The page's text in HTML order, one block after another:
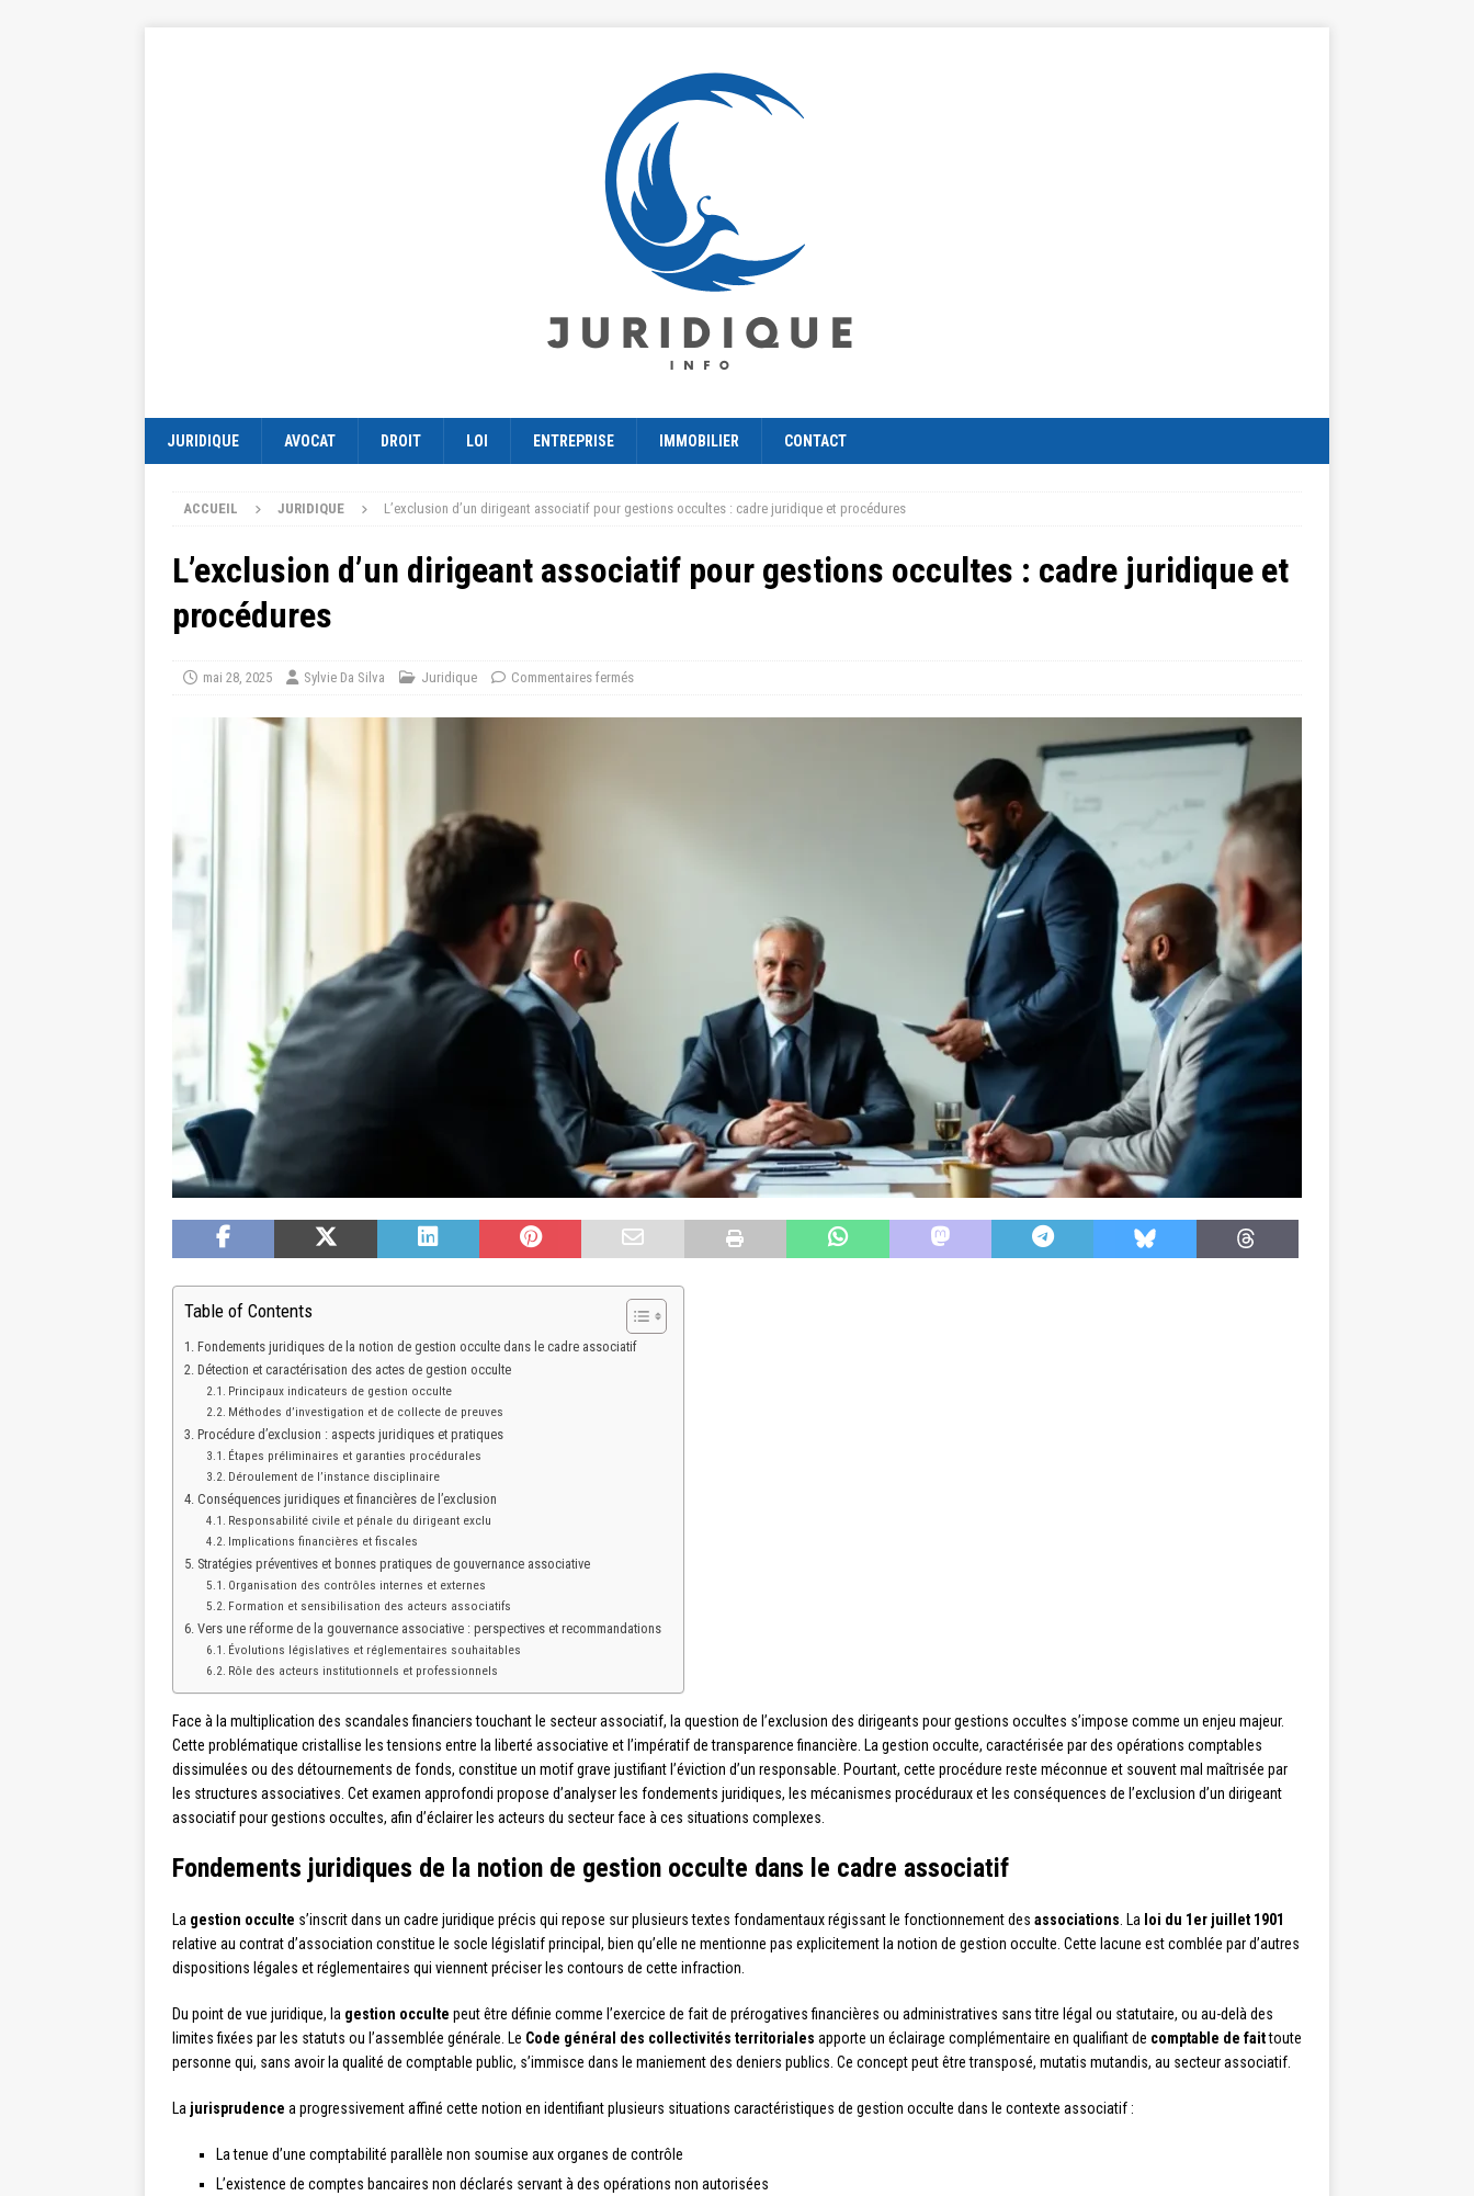
JURIDIQUE AVOCAT DROIT LOI ENTREPRISE IMMOBILIER CONTACT
ACCUEIL JURIDIQUE L’exclusion d’un dirigeant associatif pour gestions occultes : cadre juridique et procédures
L’exclusion d’un dirigeant associatif pour gestions occultes : cadre juridique et
procédures
mai 28, 2025 Sylvie Da Silva Juridique Commentaires fermés
Table of Contents
Fondements juridiques de la notion de gestion occulte dans le cadre associatif
Détection et caractérisation des actes de gestion occulte
Principaux indicateurs de gestion occulte
Méthodes d’investigation et de collecte de preuves
Procédure d’exclusion : aspects juridiques et pratiques
Étapes préliminaires et garanties procédurales
Déroulement de l’instance disciplinaire
Conséquences juridiques et financières de l’exclusion
Responsabilité civile et pénale du dirigeant exclu
Implications financières et fiscales
Stratégies préventives et bonnes pratiques de gouvernance associative
Organisation des contrôles internes et externes
Formation et sensibilisation des acteurs associatifs
Vers une réforme de la gouvernance associative : perspectives et recommandations
Évolutions législatives et réglementaires souhaitables
Rôle des acteurs institutionnels et professionnels
Face à la multiplication des scandales financiers touchant le secteur associatif, la question de l’exclusion des dirigeants pour gestions occultes s’impose comme un enjeu majeur.
Cette problématique cristallise les tensions entre la liberté associative et l’impératif de transparence financière. La gestion occulte, caractérisée par des opérations comptables
dissimulées ou des détournements de fonds, constitue un motif grave justifiant l’éviction d’un responsable. Pourtant, cette procédure reste méconnue et souvent mal maîtrisée par
les structures associatives. Cet examen approfondi propose d’analyser les fondements juridiques, les mécanismes procéduraux et les conséquences de l’exclusion d’un dirigeant
associatif pour gestions occultes, afin d’éclairer les acteurs du secteur face à ces situations complexes.
Fondements juridiques de la notion de gestion occulte dans le cadre associatif
La gestion occulte s’inscrit dans un cadre juridique précis qui repose sur plusieurs textes fondamentaux régissant le fonctionnement des associations . La loi du 1er juillet 1901
relative au contrat d’association constitue le socle législatif principal, bien qu’elle ne mentionne pas explicitement la notion de gestion occulte. Cette lacune est comblée par d’autres
dispositions légales et réglementaires qui viennent préciser les contours de cette infraction.
Du point de vue juridique, la gestion occulte peut être définie comme l’exercice de fait de prérogatives financières ou administratives sans titre légal ou statutaire, ou au-delà des
limites fixées par les statuts ou l’assemblée générale. Le Code général des collectivités territoriales apporte un éclairage complémentaire en qualifiant de comptable de faittoute
personne qui, sans avoir la qualité de comptable public, s’immisce dans le maniement des deniers publics. Ce concept peut être transposé, mutatis mutandis, au secteur associatif.
La jurisprudence a progressivement affiné cette notion en identifiant plusieurs situations caractéristiques de gestion occulte dans le contexte associatif :
La tenue d’une comptabilité parallèle non soumise aux organes de contrôle
L’existence de comptes bancaires non déclarés servant à des opérations non autorisées